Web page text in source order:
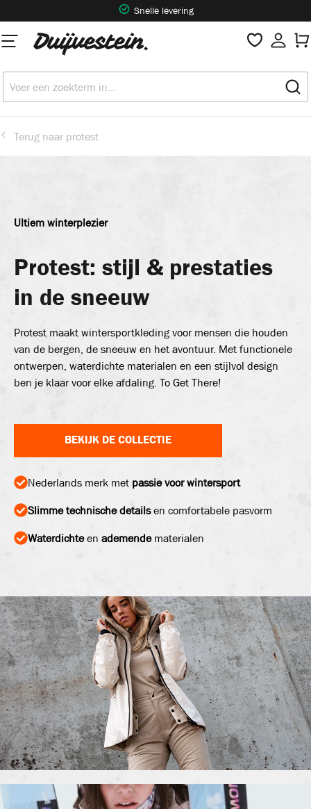
Snelle levering
Terug naar protest
Ultiem winterplezier
Protest: stijl & prestaties
in de sneeuw
Protest maakt wintersportkleding voor mensen die houden
van de bergen, de sneeuw en het avontuur. Met functionele
ontwerpen, waterdichte materialen en een stijlvol design
ben je klaar voor elke afdaling. To Get There!
BEKIJK DE COLLECTIE
Nederlands merk met passie voor wintersport
Slimme technische detailsen comfortabele pasvorm
Waterdichteen ademendematerialen